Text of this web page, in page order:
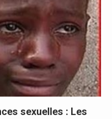
sexuelles : Les